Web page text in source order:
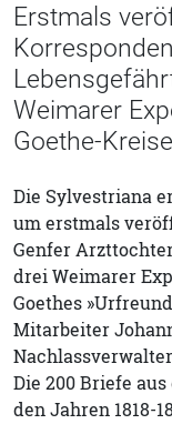
Erstmals
Weimarer
Goethe-
Die Sylvestriana
um erstmals
Genfer
drei Weimarer
Goethes
Mitarbeiter
Die 200 Briefe
den Jahren 1818-